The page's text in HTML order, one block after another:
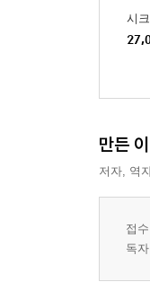
시
만든
저자, 역
접
독